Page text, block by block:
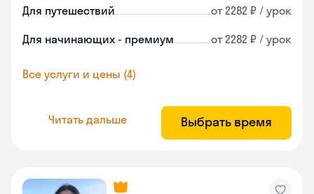
Для путешествий от 2282 ₽ / урок
Для начинающих - премиум от 2282 ₽ / урок
Все услуги и цены (4)
Читать дальше Выбрать время